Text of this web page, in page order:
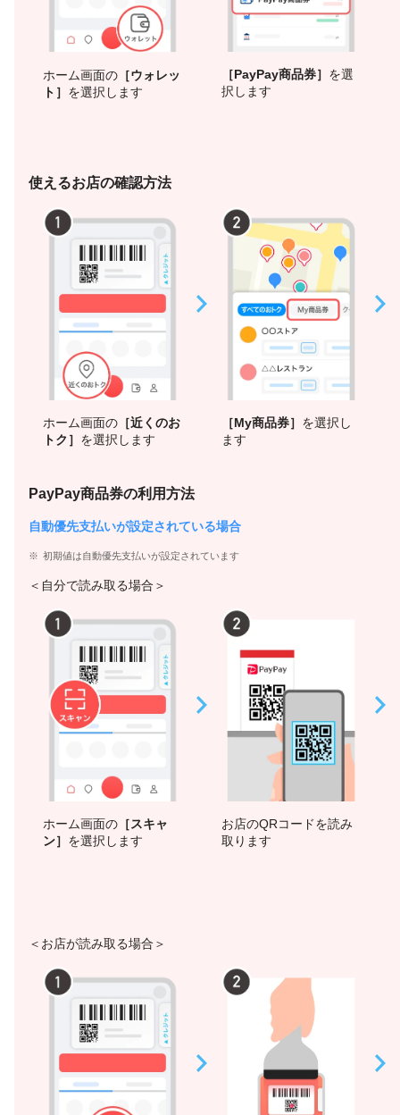
ホーム画面の ［ウォレッ
ト］ を選択します
［PayPay商品券］ を選
択します
使えるお店の確認方法
ホーム画面の ［近くのお
トク］ を選択します
［My商品券］ を選択し
ます
PayPay商品券の利用方法
自動優先支払いが設定されている場合
初期値は自動優先支払いが設定されています
＜自分で読み取る場合＞
ホーム画面の ［スキャ
ン］ を選択します
お店のQRコードを読み
取ります
＜お店が読み取る場合＞